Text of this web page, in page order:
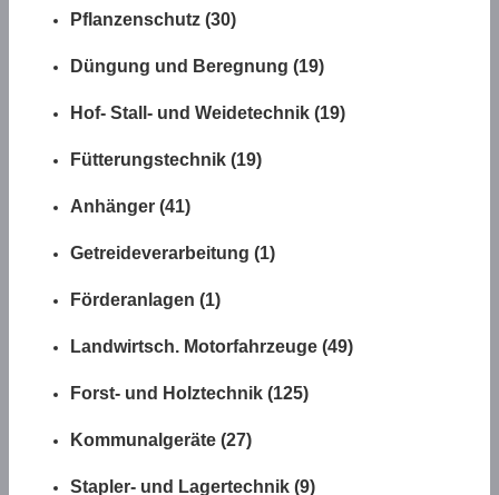
Pflanzenschutz (30)
Düngung und Beregnung (19)
Hof- Stall- und Weidetechnik (19)
Fütterungstechnik (19)
Anhänger (41)
Getreideverarbeitung (1)
Förderanlagen (1)
Landwirtsch. Motorfahrzeuge (49)
Forst- und Holztechnik (125)
Kommunalgeräte (27)
Stapler- und Lagertechnik (9)